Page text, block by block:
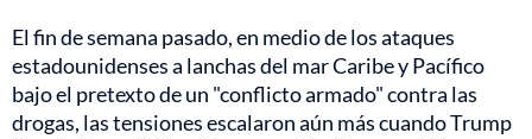
El fin de semana pasado, en medio de los ataques
estadounidenses a lanchas del mar Caribe y Pacífico
bajo el pretexto de un "conflicto armado" contra las
drogas, las tensiones escalaron aún más cuando Trump